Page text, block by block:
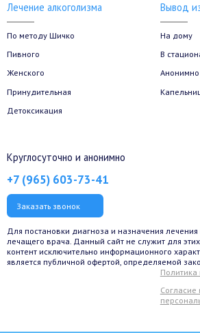
Лечение алкоголизма
По методу Шичко
Пивного
Женского
Принудительная
Детоксикация
Вывод
На дому
В
Анонимно
Круглосуточно и анонимно
+7 (965) 603-73-41
Заказать звонок
Для постановки диагноза и назначения лечения
лечащего врача. Данный сайт не служит для
контент исключительно информационного
является публичной офертой, определяемой
Политика
Согласие